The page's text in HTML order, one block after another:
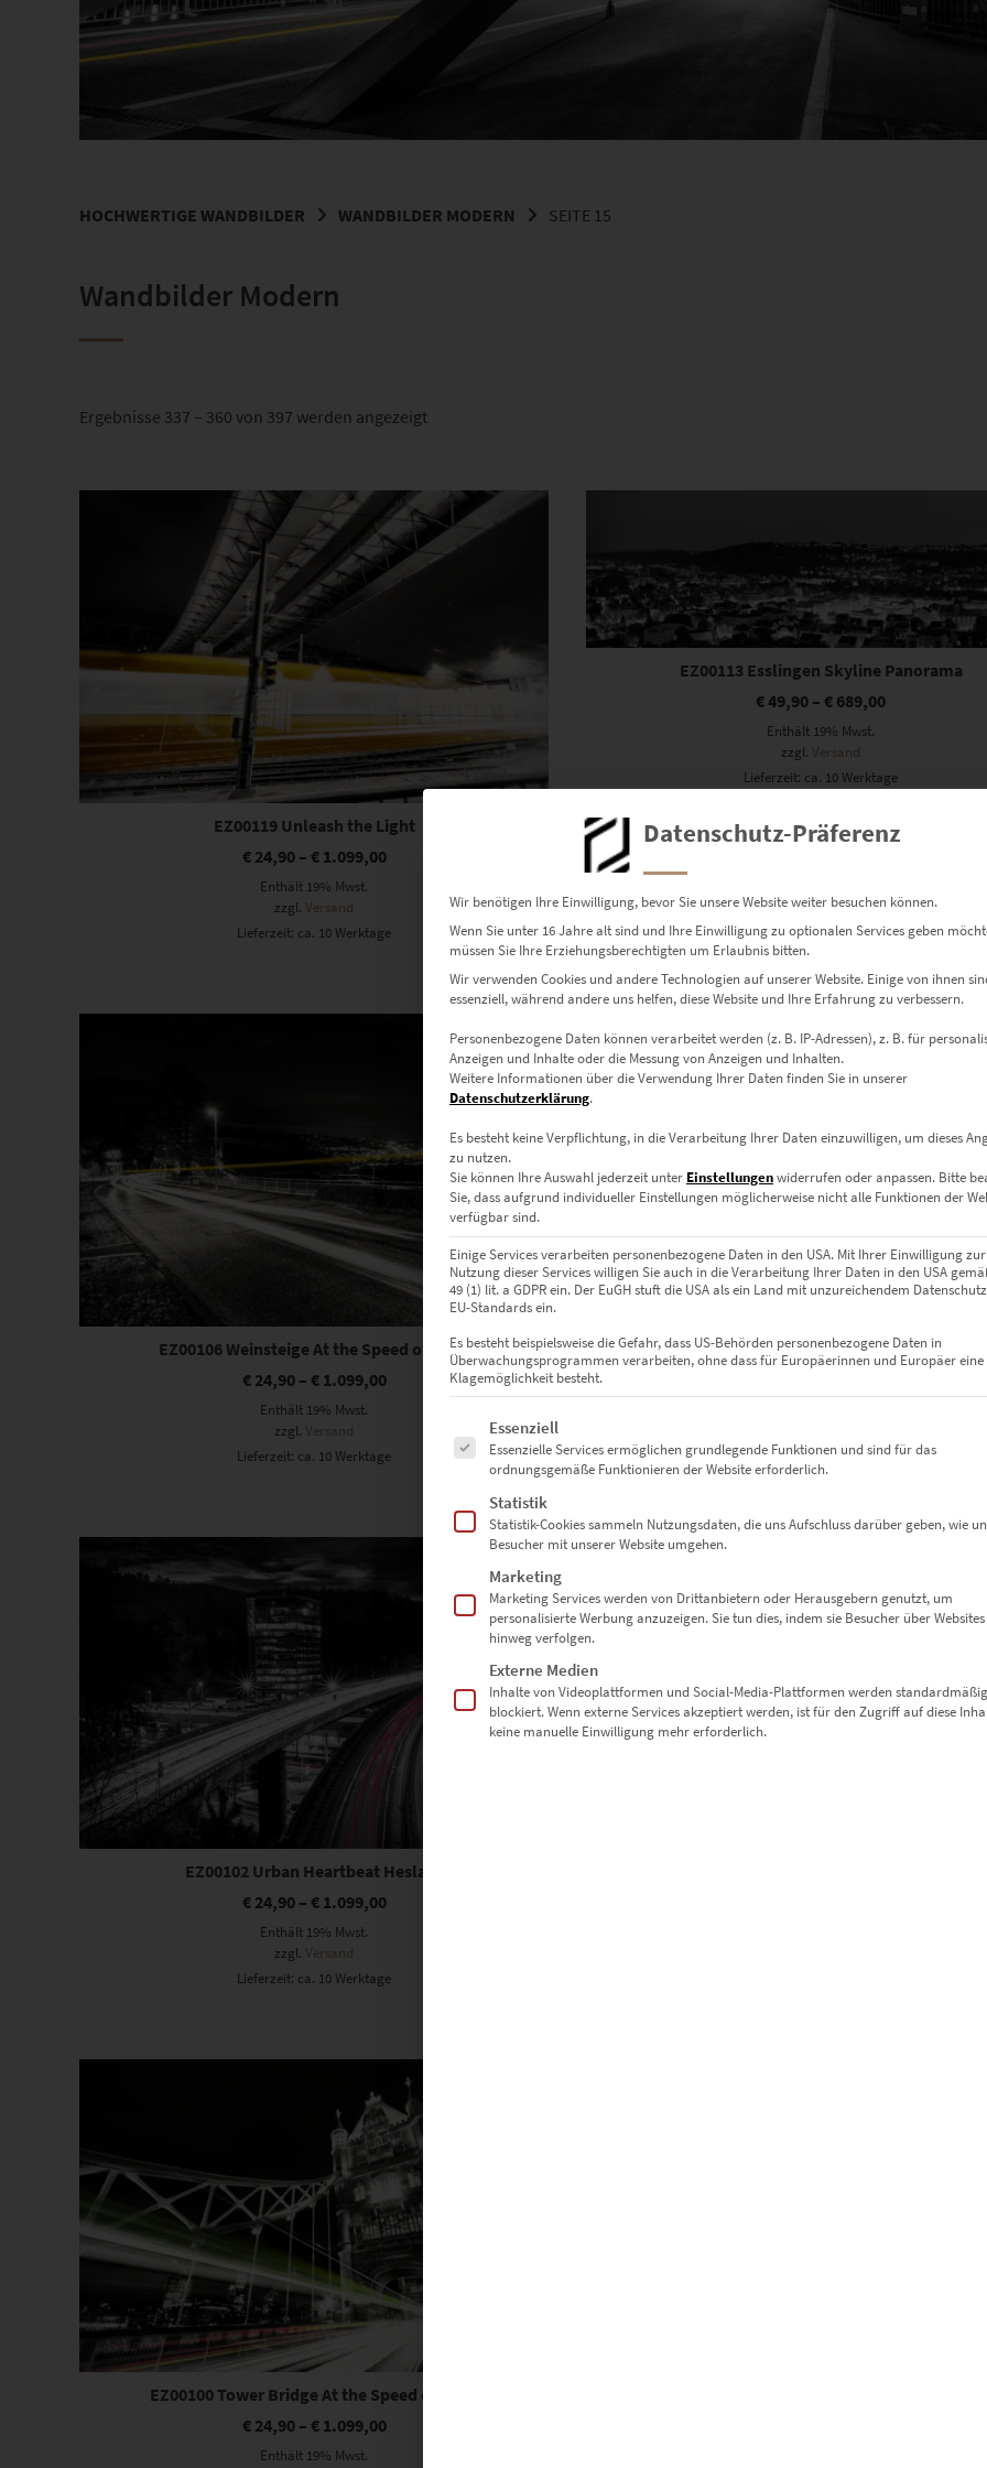
HOCHWERTIGE WANDBILDER WANDBILDER MODERN SEITE 15
Wandbilder Modern
Ergebnisse 337 – 360 von 397 werden angezeigtNach
Dieses Produkt weist mehrere Varianten auf. Die Optionen können auf der Produktseite gewählt werden
EZ00119 Unleash the Light
€24,90– €1.099,00
Enthält 19% Mwst.
zzgl.Versand
Lieferzeit: ca. 10 Werktage
Dieses Produkt weist mehrere Varianten auf. Die Optionen können auf der Produktseite gewählt werden
EZ00113 Esslingen Skyline Panorama
€49,90 –€ 689,00
Enthält 19% Mwst.
zzgl.Versand
Lieferzeit: ca. 10 Werktage
Dieses Produkt weist mehrere Varianten auf. Die Optionen können auf der Produktseite gewählt werden
EZ00106 Weinsteige At the Speed of Light
€24,90– €1.099,00
Enthält 19% Mwst.
zzgl.Versand
Lieferzeit: ca. 10 Werktage
Dieses Produkt weist mehrere Varianten auf. Die Optionen können auf der Produktseite gewählt werden
EZ00105 Cannstatter Wasen Circles
Lieferzeit: ca. 10 Werktage
Dieses Produkt weist mehrere Varianten auf. Die Optionen können auf der Produktseite gewählt werden
EZ00102 Urban Heartbeat Heslach
€24,90– €1.099,00
Enthält 19% Mwst.
zzgl.Versand
Lieferzeit: ca. 10 Werktage
Dieses Produkt weist mehrere Varianten auf. Die Optionen können auf der Produktseite gewählt werden
Dieses Produkt weist mehrere Varianten auf. Die Optionen können auf der Produktseite gewählt werden
EZ00100 Tower Bridge At the Speed of Light
€24,90– €1.099,00
Enthält 19% Mwst.
Datenschutz-Präferenz
Wir benötigen Ihre Einwilligung, bevor Sie unsere Website weiter besuchen können.
Wenn Sie unter 16 Jahre alt sind und Ihre Einwilligung zu optionalen Services geben
müssen Sie Ihre Erziehungsberechtigten um Erlaubnis bitten.
Wir verwenden Cookies und andere Technologien auf unserer Website. Einige von ihnen
essenziell, während andere uns helfen, diese Website und Ihre Erfahrung zu verbessern.
Personenbezogene Daten können verarbeitet werden (z. B. IP-Adressen), z. B. für
Anzeigen und Inhalte oder die Messung von Anzeigen und Inhalten.
Weitere Informationen über die Verwendung Ihrer Daten finden Sie in unserer
Datenschutzerklärung.
Es besteht keine Verpflichtung, in die Verarbeitung Ihrer Daten einzuwilligen, um dieses
zu nutzen.
Sie können Ihre Auswahl jederzeit unter Einstellungenwiderrufen oder anpassen. Bitte
Sie, dass aufgrund individueller Einstellungen möglicherweise nicht alle Funktionen der
verfügbar sind.
Einige Services verarbeiten personenbezogene Daten in den USA. Mit Ihrer Einwilligung zur
Nutzung dieser Services willigen Sie auch in die Verarbeitung Ihrer Daten in den USA
49 (1) lit. a GDPR ein. Der EuGH stuft die USA als ein Land mit unzureichendem
EU-Standards ein.
Es besteht beispielsweise die Gefahr, dass US-Behörden personenbezogene Daten in
Überwachungsprogrammen verarbeiten, ohne dass für Europäerinnen und Europäer eine
Klagemöglichkeit besteht.
Es folgt eine Liste der Service-Gruppen, für die eine Einwilligung
Essenziell
Essenzielle Services ermöglichen grundlegende Funktionen und sind für das
ordnungsgemäße Funktionieren der Website erforderlich.
Statistik
Statistik-Cookies sammeln Nutzungsdaten, die uns Aufschluss darüber geben, wie
Besucher mit unserer Website umgehen.
Marketing
Marketing Services werden von Drittanbietern oder Herausgebern genutzt, um
personalisierte Werbung anzuzeigen. Sie tun dies, indem sie Besucher über Websites
hinweg verfolgen.
Externe Medien
Inhalte von Videoplattformen und Social-Media-Plattformen werden standardmäßig
blockiert. Wenn externe Services akzeptiert werden, ist für den Zugriff auf diese
keine manuelle Einwilligung mehr erforderlich.